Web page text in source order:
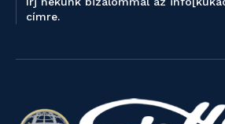
címre.